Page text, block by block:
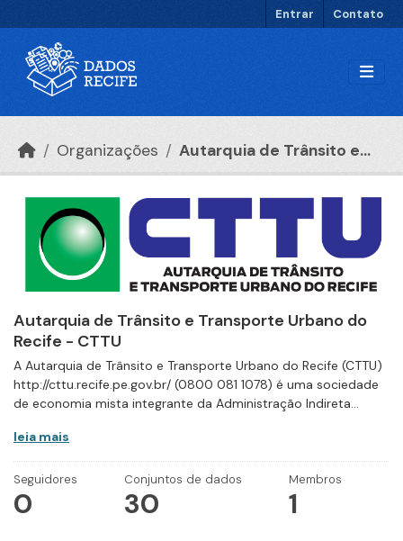
Entrar Contato
Organizações Autarquia de Trânsito e...
Autarquia de Trânsito e Transporte Urbano do
Recife - CTTU
A Autarquia de Trânsito e Transporte Urbano do Recife (CTTU)
http://cttu.recife.pe.gov.br/ (0800 081 1078) é uma sociedade
de economia mista integrante da Administração Indireta...
leia mais
Seguidores
0
Conjuntos de dados
30
Membros
1